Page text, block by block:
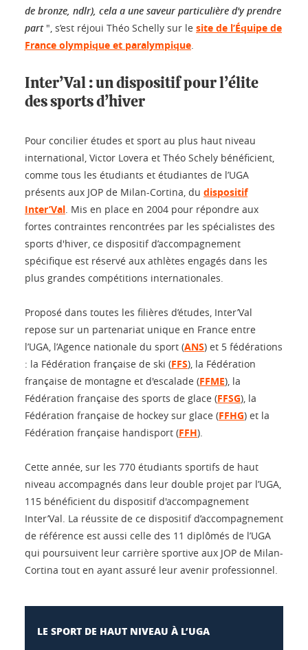
de bronze, ndlr), cela a une saveur particulière d'y prendre
part ", s’est réjoui Théo Schelly sur le site de l’Équipe de
France olympique et paralympique.
Inter’Val : un dispositif pour l’élite
des sports d’hiver
Pour concilier études et sport au plus haut niveau
international, Victor Lovera et Théo Schely bénéficient,
comme tous les étudiants et étudiantes de l’UGA
présents aux JOP de Milan-Cortina, du dispositif
Inter’Val. Mis en place en 2004 pour répondre aux
fortes contraintes rencontrées par les spécialistes des
sports d'hiver, ce dispositif d’accompagnement
spécifique est réservé aux athlètes engagés dans les
plus grandes compétitions internationales.
Proposé dans toutes les filières d’études, Inter’Val
repose sur un partenariat unique en France entre
l’UGA, l’Agence nationale du sport (ANS) et 5 fédérations
: la Fédération française de ski (FFS), la Fédération
française de montagne et d'escalade (FFME), la
Fédération française des sports de glace (FFSG), la
Fédération française de hockey sur glace (FFHG) et la
Fédération française handisport (FFH).
Cette année, sur les 770 étudiants sportifs de haut
niveau accompagnés dans leur double projet par l’UGA,
115 bénéficient du dispositif d'accompagnement
Inter’Val. La réussite de ce dispositif d’accompagnement
de référence est aussi celle des 11 diplômés de l’UGA
qui poursuivent leur carrière sportive aux JOP de Milan-
Cortina tout en ayant assuré leur avenir professionnel.
LE SPORT DE HAUT NIVEAU À L’UGA